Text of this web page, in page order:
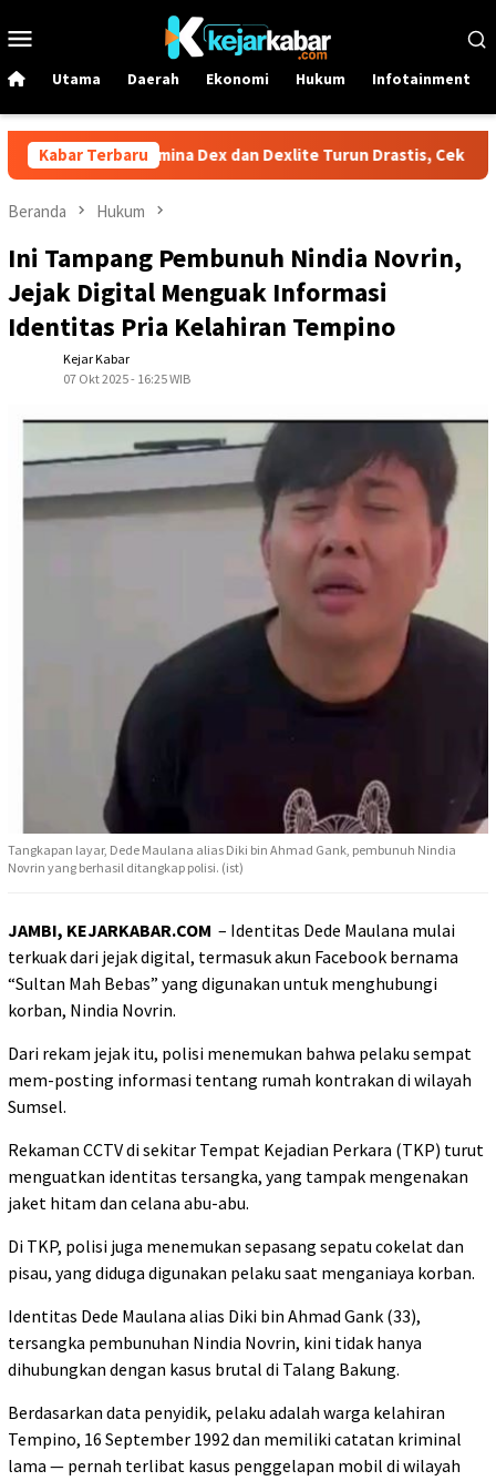
ke
Mobile
Utama Daerah Ekonomi Hukum Infotainment
Kabar Terbaru
Pertamina Dex dan Dexlite Turun Drastis, Cek Rinciannya
Beranda Hukum
Ini Tampang Pembunuh Nindia Novrin,
Jejak Digital Menguak Informasi
Identitas Pria Kelahiran Tempino
Kejar Kabar
07 Okt 2025 - 16:25 WIB
Tangkapan layar, Dede Maulana alias Diki bin Ahmad Gank, pembunuh Nindia
Novrin yang berhasil ditangkap polisi. (ist)
JAMBI, KEJARKABAR.COM – Identitas Dede Maulana mulai
terkuak dari jejak digital, termasuk akun Facebook bernama
“Sultan Mah Bebas” yang digunakan untuk menghubungi
korban, Nindia Novrin.
Dari rekam jejak itu, polisi menemukan bahwa pelaku sempat
mem-posting informasi tentang rumah kontrakan di wilayah
Sumsel.
Rekaman CCTV di sekitar Tempat Kejadian Perkara (TKP) turut
menguatkan identitas tersangka, yang tampak mengenakan
jaket hitam dan celana abu-abu.
Di TKP, polisi juga menemukan sepasang sepatu cokelat dan
pisau, yang diduga digunakan pelaku saat menganiaya korban.
Identitas Dede Maulana alias Diki bin Ahmad Gank (33),
tersangka pembunuhan Nindia Novrin, kini tidak hanya
dihubungkan dengan kasus brutal di Talang Bakung.
Berdasarkan data penyidik, pelaku adalah warga kelahiran
Tempino, 16 September 1992 dan memiliki catatan kriminal
lama — pernah terlibat kasus penggelapan mobil di wilayah